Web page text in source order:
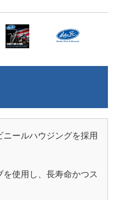
ールハウジングを採用
使用し、長寿命かつス